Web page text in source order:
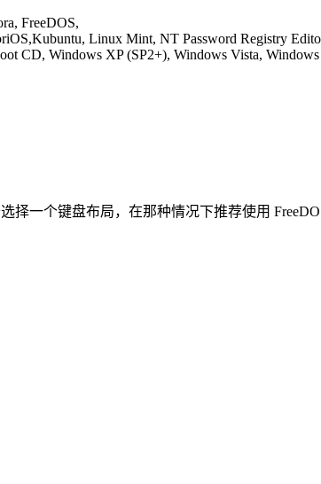
FreeDOS,
Linux Mint, NT Password Registry
CD, Windows XP (SP2+), Windows Vista,
一个键盘布局，在那种情况下推荐使用